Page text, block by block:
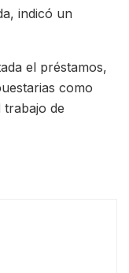
indicó un
el préstamos,
como
de